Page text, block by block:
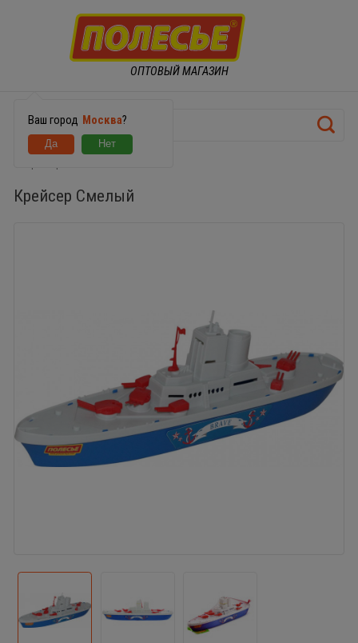
ОПТОВЫЙ МАГАЗИН
Ваш город Москва?
Крейсер Смелый